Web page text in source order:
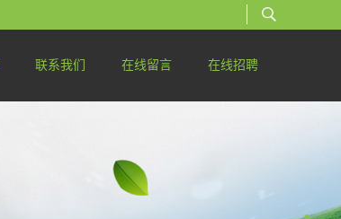
联系我们 在线留言 在线招聘